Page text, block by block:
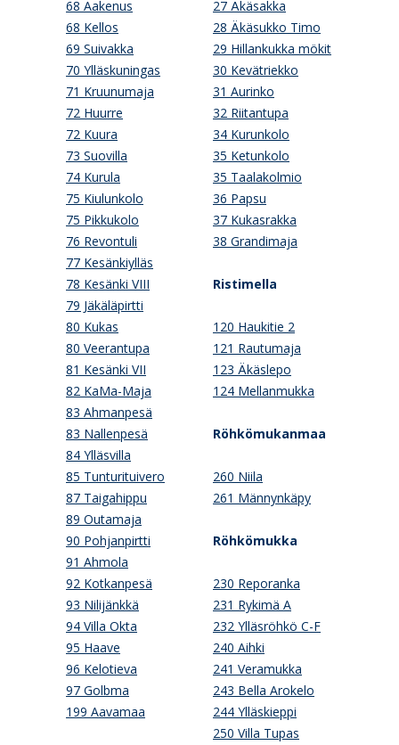
68 Aakenus
68 Kellos
69 Suivakka
70 Ylläskuningas
71 Kruunumaja
72 Huurre
72 Kuura
73 Suovilla
74 Kurula
75 Kiulunkolo
75 Pikkukolo
76 Revontuli
77 Kesänkiylläs
78 Kesänki VIII
79 Jäkäläpirtti
80 Kukas
80 Veerantupa
81 Kesänki VII
82 KaMa-Maja
83 Ahmanpesä
83 Nallenpesä
84 Ylläsvilla
85 Tunturituivero
87 Taigahippu
89 Outamaja
90 Pohjanpirtti
91 Ahmola
92 Kotkanpesä
93 Nilijänkkä
94 Villa Okta
95 Haave
96 Kelotieva
97 Golbma
199 Aavamaa
27 Äkäsakka
28 Äkäsukko Timo
29 Hillankukka mökit
30 Kevätriekko
31 Aurinko
32 Riitantupa
34 Kurunkolo
35 Ketunkolo
35 Taalakolmio
36 Papsu
37 Kukasrakka
38 Grandimaja
Ristimella
120 Haukitie 2
121 Rautumaja
123 Äkäslepo
124 Mellanmukka
Röhkömukanmaa
260 Niila
261 Männynkäpy
Röhkömukka
230 Reporanka
231 Rykimä A
232 Ylläsröhkö C-F
240 Aihki
241 Veramukka
243 Bella Arokelo
244 Ylläskieppi
250 Villa Tupas